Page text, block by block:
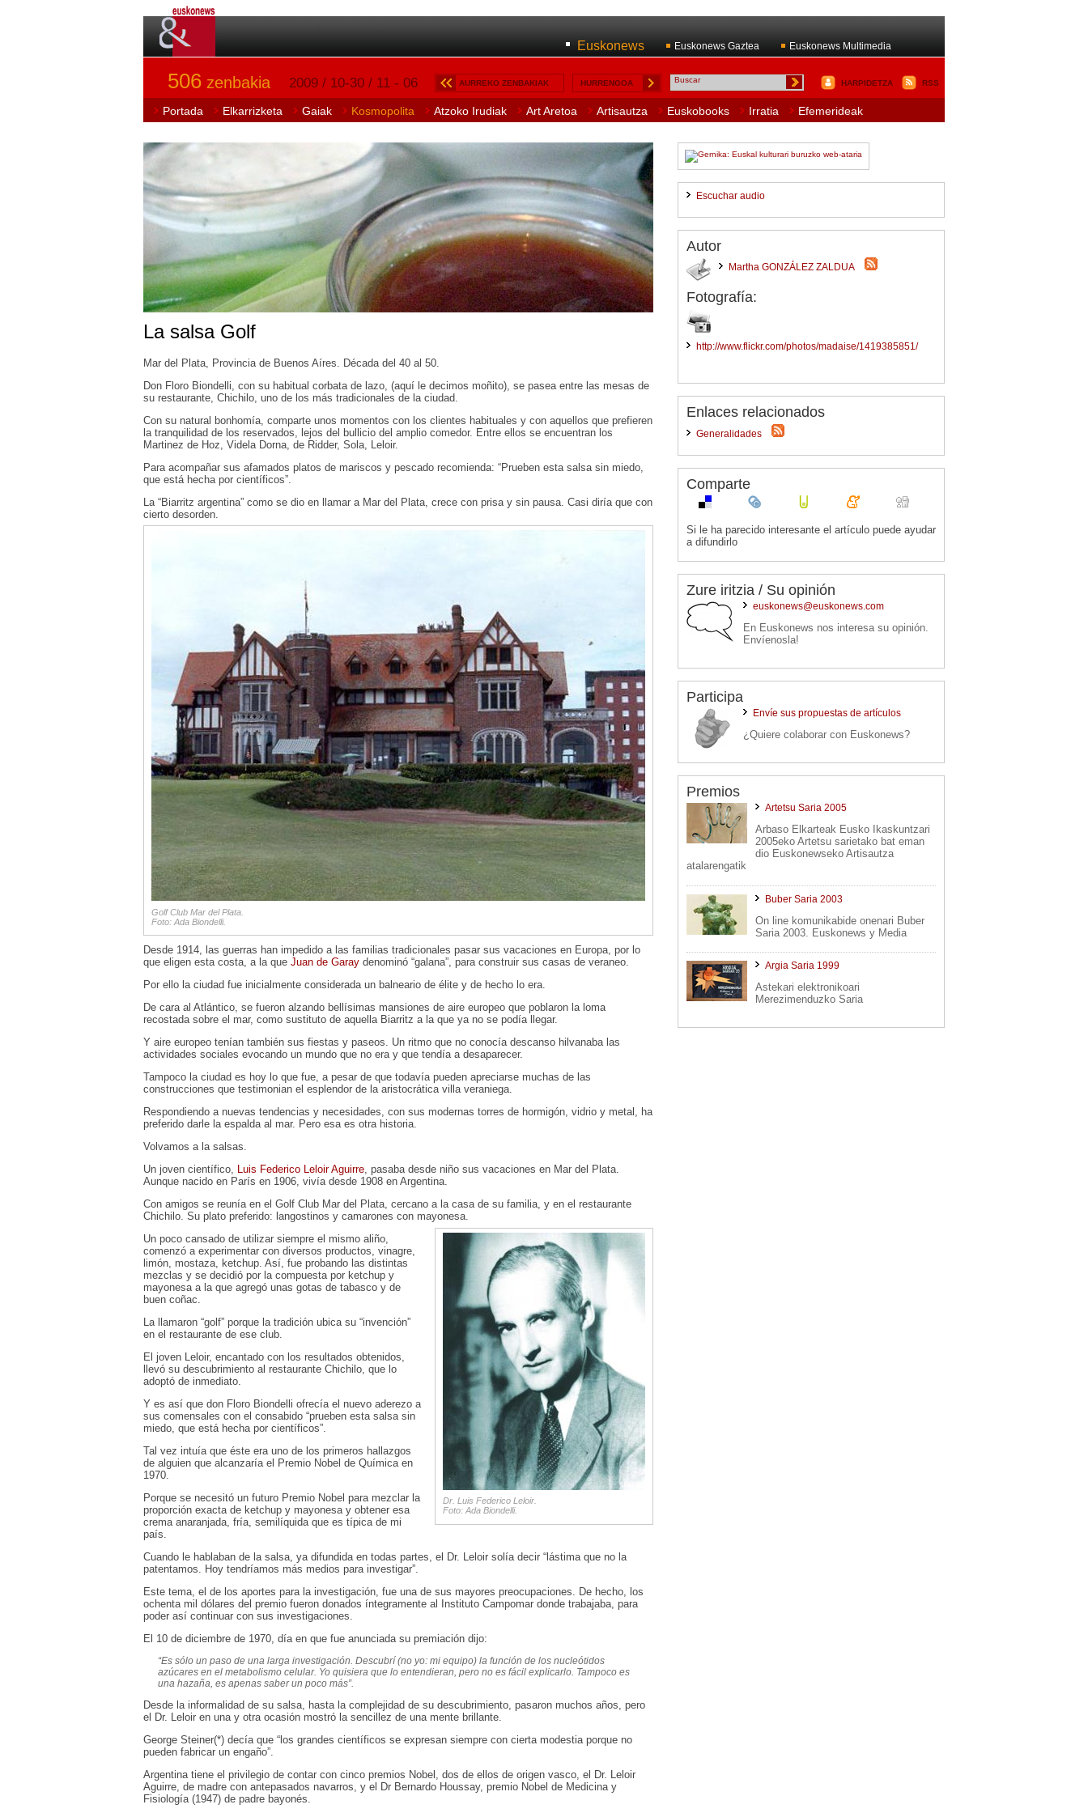
Euskonews Euskonews Gaztea Euskonews Multimedia
506 zenbakia 2009 / 10-30 / 11 - 06 AURREKO ZENBAKIAK HURRENGOA HARPIDETZA RSS
Portada Elkarrizketa Gaiak Kosmopolita Atzoko Irudiak Art Aretoa Artisautza Euskobooks Irratia Efemerideak
Escuchar audio
Autor
Martha GONZÁLEZ ZALDUA
Fotografía:
http://www.flickr.com/photos/madaise/1419385851/
Enlaces relacionados
Generalidades
Comparte
Si le ha parecido interesante el artículo puede ayudar
a difundirlo
Zure iritzia / Su opinión
euskonews@euskonews.com
En Euskonews nos interesa su opinión.
Envíenosla!
Participa
Envíe sus propuestas de artículos
¿Quiere colaborar con Euskonews?
Premios
Artetsu Saria 2005
Arbaso Elkarteak Eusko Ikaskuntzari
2005eko Artetsu sarietako bat eman
dio Euskonewseko Artisautza
atalarengatik
Buber Saria 2003
On line komunikabide onenari Buber
Saria 2003. Euskonews y Media
Argia Saria 1999
Astekari elektronikoari
Merezimenduzko Saria
La salsa Golf
Mar del Plata, Provincia de Buenos Aíres. Década del 40 al 50.
Don Floro Biondelli, con su habitual corbata de lazo, (aquí le decimos moñito), se pasea entre las mesas de
su restaurante, Chichilo, uno de los más tradicionales de la ciudad.
Con su natural bonhomía, comparte unos momentos con los clientes habituales y con aquellos que prefieren
la tranquilidad de los reservados, lejos del bullicio del amplio comedor. Entre ellos se encuentran los
Martinez de Hoz, Videla Dorna, de Ridder, Sola, Leloir.
Para acompañar sus afamados platos de mariscos y pescado recomienda: “Prueben esta salsa sin miedo,
que está hecha por científicos”.
La “Biarritz argentina” como se dio en llamar a Mar del Plata, crece con prisa y sin pausa. Casi diría que con
cierto desorden.
Golf Club Mar del Plata.
Foto: Ada Biondelli.
Desde 1914, las guerras han impedido a las familias tradicionales pasar sus vacaciones en Europa, por lo
que eligen esta costa, a la que Juan de Garay denominó “galana”, para construir sus casas de veraneo.
Por ello la ciudad fue inicialmente considerada un balneario de élite y de hecho lo era.
De cara al Atlántico, se fueron alzando bellísimas mansiones de aire europeo que poblaron la loma
recostada sobre el mar, como sustituto de aquella Biarritz a la que ya no se podía llegar.
Y aire europeo tenían también sus fiestas y paseos. Un ritmo que no conocía descanso hilvanaba las
actividades sociales evocando un mundo que no era y que tendía a desaparecer.
Tampoco la ciudad es hoy lo que fue, a pesar de que todavía pueden apreciarse muchas de las
construcciones que testimonian el esplendor de la aristocrática villa veraniega.
Respondiendo a nuevas tendencias y necesidades, con sus modernas torres de hormigón, vidrio y metal, ha
preferido darle la espalda al mar. Pero esa es otra historia.
Volvamos a la salsas.
Un joven científico, Luis Federico Leloir Aguirre, pasaba desde niño sus vacaciones en Mar del Plata.
Aunque nacido en París en 1906, vivía desde 1908 en Argentina.
Con amigos se reunía en el Golf Club Mar del Plata, cercano a la casa de su familia, y en el restaurante
Chichilo. Su plato preferido: langostinos y camarones con mayonesa.
Dr. Luis Federico Leloir.
Foto: Ada Biondelli.
Un poco cansado de utilizar siempre el mismo aliño,
comenzó a experimentar con diversos productos, vinagre,
limón, mostaza, ketchup. Así, fue probando las distintas
mezclas y se decidió por la compuesta por ketchup y
mayonesa a la que agregó unas gotas de tabasco y de
buen coñac.
La llamaron “golf” porque la tradición ubica su “invención”
en el restaurante de ese club.
El joven Leloir, encantado con los resultados obtenidos,
llevó su descubrimiento al restaurante Chichilo, que lo
adoptó de inmediato.
Y es así que don Floro Biondelli ofrecía el nuevo aderezo a
sus comensales con el consabido “prueben esta salsa sin
miedo, que está hecha por científicos”.
Tal vez intuía que éste era uno de los primeros hallazgos
de alguien que alcanzaría el Premio Nobel de Química en
1970.
Porque se necesitó un futuro Premio Nobel para mezclar la
proporción exacta de ketchup y mayonesa y obtener esa
crema anaranjada, fría, semilíquida que es típica de mi
país.
Cuando le hablaban de la salsa, ya difundida en todas partes, el Dr. Leloir solía decir “lástima que no la
patentamos. Hoy tendríamos más medios para investigar”.
Este tema, el de los aportes para la investigación, fue una de sus mayores preocupaciones. De hecho, los
ochenta mil dólares del premio fueron donados íntegramente al Instituto Campomar donde trabajaba, para
poder así continuar con sus investigaciones.
El 10 de diciembre de 1970, día en que fue anunciada su premiación dijo:
“Es sólo un paso de una larga investigación. Descubrí (no yo: mi equipo) la función de los nucleótidos
azúcares en el metabolismo celular. Yo quisiera que lo entendieran, pero no es fácil explicarlo. Tampoco es
una hazaña, es apenas saber un poco más”.
Desde la informalidad de su salsa, hasta la complejidad de su descubrimiento, pasaron muchos años, pero
el Dr. Leloir en una y otra ocasión mostró la sencillez de una mente brillante.
George Steiner(*) decía que “los grandes científicos se expresan siempre con cierta modestia porque no
pueden fabricar un engaño”.
Argentina tiene el privilegio de contar con cinco premios Nobel, dos de ellos de origen vasco, el Dr. Leloir
Aguirre, de madre con antepasados navarros, y el Dr Bernardo Houssay, premio Nobel de Medicina y
Fisiología (1947) de padre bayonés.